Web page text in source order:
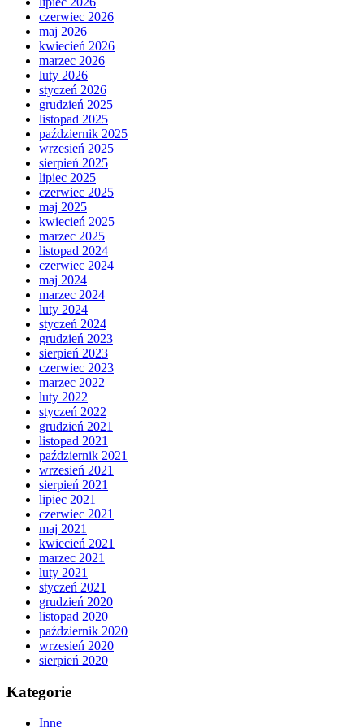
czerwiec 2026
maj 2026
kwiecień 2026
marzec 2026
luty 2026
styczeń 2026
grudzień 2025
listopad 2025
październik 2025
wrzesień 2025
sierpień 2025
lipiec 2025
czerwiec 2025
maj 2025
kwiecień 2025
marzec 2025
listopad 2024
czerwiec 2024
maj 2024
marzec 2024
luty 2024
styczeń 2024
grudzień 2023
sierpień 2023
czerwiec 2023
marzec 2022
luty 2022
styczeń 2022
grudzień 2021
listopad 2021
październik 2021
wrzesień 2021
sierpień 2021
lipiec 2021
czerwiec 2021
maj 2021
kwiecień 2021
marzec 2021
luty 2021
styczeń 2021
grudzień 2020
listopad 2020
październik 2020
wrzesień 2020
sierpień 2020
Kategorie
Inne